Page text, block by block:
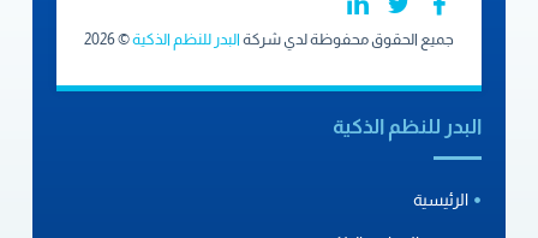
جميع الحقوق محفوظة لدي شركة البدر للنظم الذكية© 2026
البدر للنظم الذكية
الرئيسية